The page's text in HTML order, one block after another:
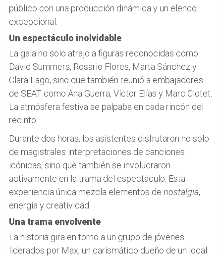
público con una producción dinámica y un elenco
excepcional.
Un espectáculo inolvidable
La gala no solo atrajo a figuras reconocidas como
David Summers, Rosario Flores, Marta Sánchez y
Clara Lago, sino que también reunió a embajadores
de SEAT como Ana Guerra, Víctor Elías y Marc Clotet.
La atmósfera festiva se palpaba en cada rincón del
recinto.
Durante dos horas, los asistentes disfrutaron no solo
de magistrales interpretaciones de canciones
icónicas, sino que también se involucraron
activamente en la trama del espectáculo. Esta
experiencia única mezcla elementos de nostalgia,
energía y creatividad.
Una trama envolvente
La historia gira en torno a un grupo de jóvenes
liderados por Max, un carismático dueño de un local